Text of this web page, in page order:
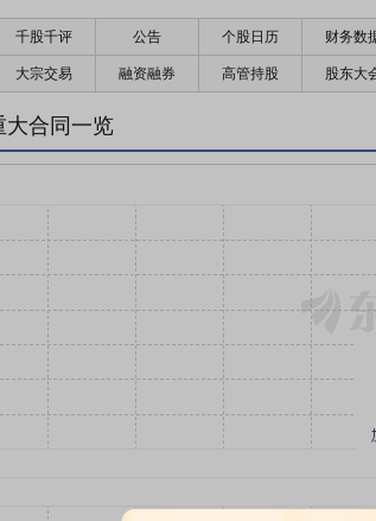
千股千评 公告 个股日历 财务数
大宗交易 融资融券 高管持股 股东大
大合同一览